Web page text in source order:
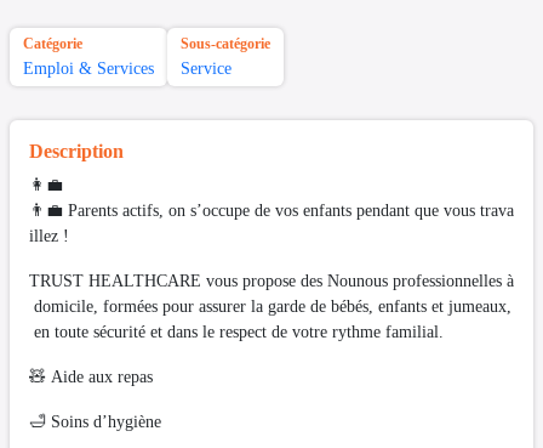
Catégorie
Emploi & Services
Sous-catégorie
Service
Description
👩‍💼
👨‍💼 Parents actifs, on s’occupe de vos enfants pendant que vous trava
illez !
TRUST HEALTHCARE vous propose des Nounous professionnelles à
domicile, formées pour assurer la garde de bébés, enfants et jumeaux,
en toute sécurité et dans le respect de votre rythme familial.
🧸 Aide aux repas
🛁 Soins d’hygiène